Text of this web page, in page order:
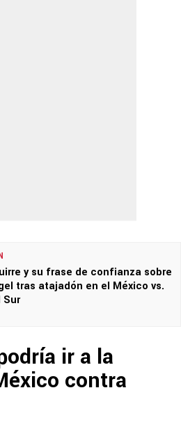
y su frase de confianza sobre
tras atajadón en el México vs.
Sur
ir a la
contra